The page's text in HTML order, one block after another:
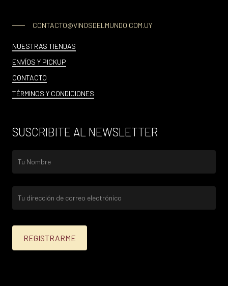
CONTACTO@VINOSDELMUNDO.COM.UY
NUESTRAS TIENDAS
ENVÍOS Y PICKUP
CONTACTO
TÉRMINOS Y CONDICIONES
SUSCRIBITE AL NEWSLETTER